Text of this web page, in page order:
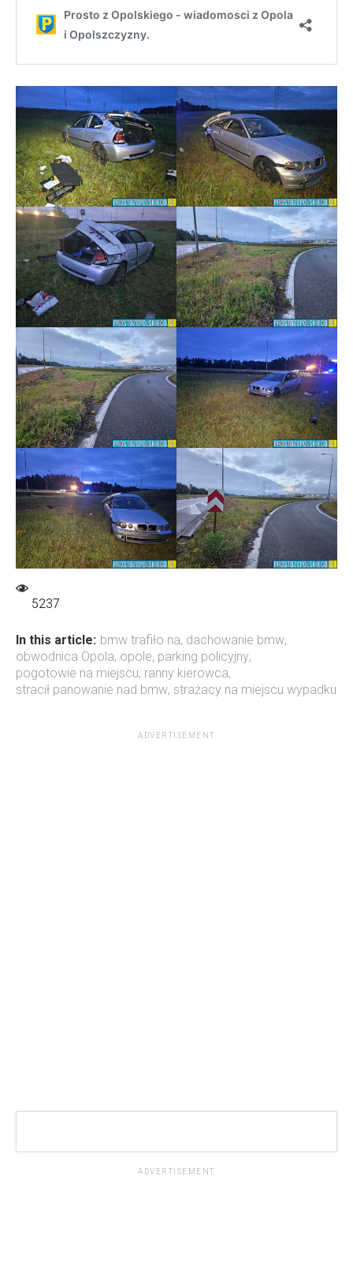
5237
In this article: bmw trafiło na, dachowanie bmw,
obwodnica Opola, opole, parking policyjny,
pogotowie na miejscu, ranny kierowca,
stracił panowanie nad bmw, strażacy na miejscu wypadku
ADVERTISEMENT
ADVERTISEMENT